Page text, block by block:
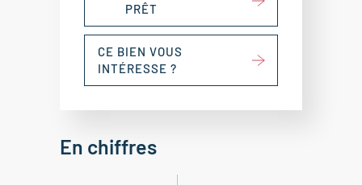
PRÊT
CE BIEN VOUS
INTÉRESSE ?
En chiffres